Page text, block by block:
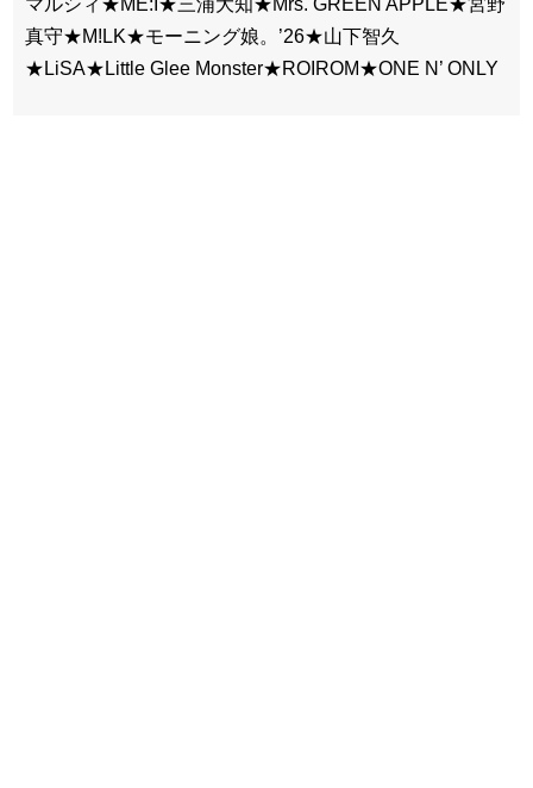
マルシィ★ME:I★三浦大知★Mrs. GREEN APPLE★宮野
真守★M!LK★モーニング娘。’26★山下智久
★LiSA★Little Glee Monster★ROIROM★ONE N’ ONLY